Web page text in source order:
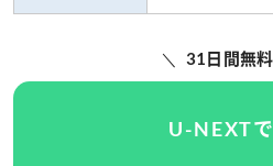
31日間無
U-NEXT